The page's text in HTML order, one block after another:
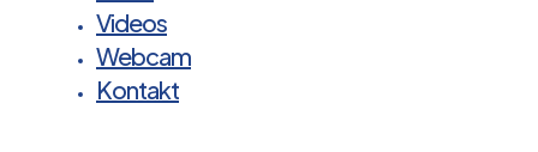
Videos
Webcam
Kontakt